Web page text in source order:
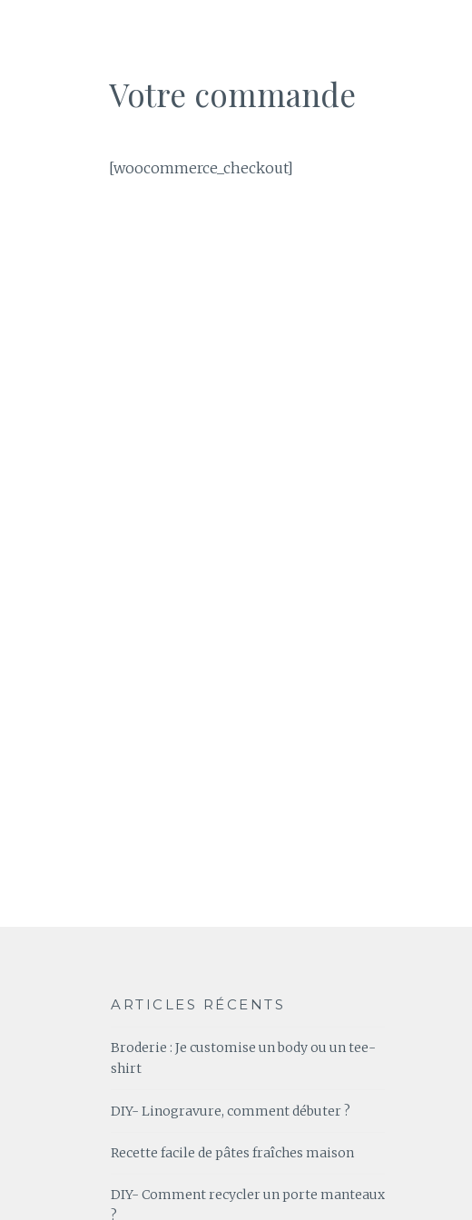
Votre commande
[woocommerce_checkout]
ARTICLES RÉCENTS
Broderie : Je customise un body ou un tee-
shirt
DIY- Linogravure, comment débuter ?
Recette facile de pâtes fraîches maison
DIY- Comment recycler un porte manteaux
?